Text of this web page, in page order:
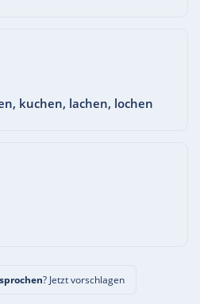
kuchen, lachen, lochen
? Jetzt vorschlagen